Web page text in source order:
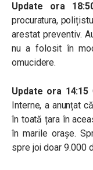
Update ora
procuratura,
arestat preventiv.
nu a folosit în
omucidere.
Update ora 14:15
Interne, a anunțat
în toată țara în
în marile orașe.
spre joi doar 9.000